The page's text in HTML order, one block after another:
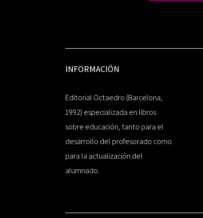
INFORMACIÓN
Editorial Octaedro (Barcelona,
1992) especializada en libros
sobre educación, tanto para el
desarrollo del profesorado como
para la actualización del
alumnado.